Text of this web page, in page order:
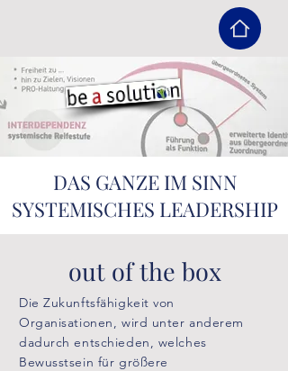
DAS GANZE IM SINN
SYSTEMISCHES LEADERSHIP
out of the box
Die Zukunftsfähigkeit von
Organisationen, wird unter anderem
dadurch entschieden, welches
Bewusstsein für größere